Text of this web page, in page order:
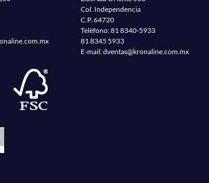
Col. Independencia
C.P. 64720
Teléfono:81 8340-5933
81 8345 5933
E-mail:dventas@kronaline.com.mx